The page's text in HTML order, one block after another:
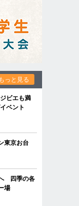
もっと見る
ビエも満
ベント
東京お台
四季の各
場